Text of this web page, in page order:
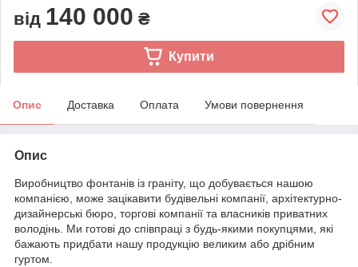
від 140 000 ₴
Купити
Опис Доставка Оплата Умови повернення
Опис
Виробництво фонтанів із граніту, що добувається нашою
компанією, може зацікавити будівельні компанії, архітектурно-
дизайнерські бюро, торгові компанії та власників приватних
володінь. Ми готові до співпраці з будь-якими покупцями, які
бажають придбати нашу продукцію великим або дрібним
гуртом.